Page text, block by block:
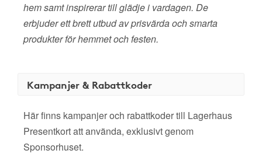
hem samt inspirerar till glädje i vardagen. De
erbjuder ett brett utbud av prisvärda och smarta
produkter för hemmet och festen.
Kampanjer & Rabattkoder
Här finns kampanjer och rabattkoder till Lagerhaus
Presentkort att använda, exklusivt genom
Sponsorhuset.